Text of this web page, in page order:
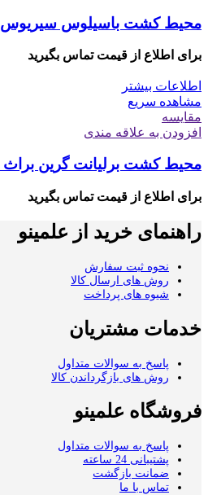
محیط کشت باسیلوس سیریوس MYP مرک کد 105267
برای اطلاع از قیمت تماس بگیرید
اطلاعات بیشتر
مشاهده سریع
مقایسه
افزودن به علاقه مندی
محیط کشت برلیانت گرین براث BGB مرک کد 105454
برای اطلاع از قیمت تماس بگیرید
راهنمای خرید از علمینو
نحوه ثبت سفارش
روش های ارسال کالا
شیوه های پرداخت
خدمات مشتریان
پاسخ به سوالات متداول
روش های بازگرداندن کالا
فروشگاه علمینو
پاسخ به سوالات متداول
پشتیبانی 24 ساعته
ضمانت بازگشت
تماس با ما